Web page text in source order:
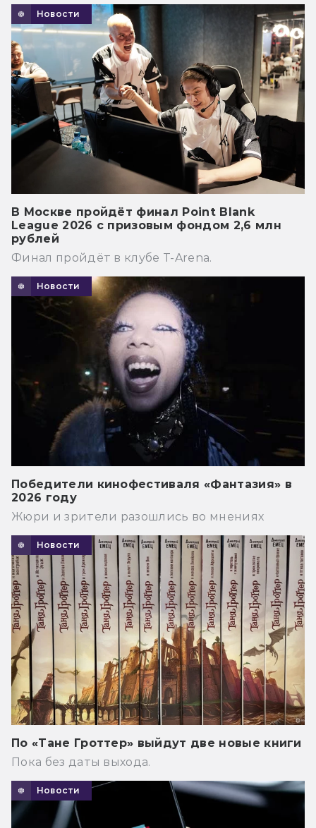
Новости
В Москве пройдёт финал Point Blank
League 2026 с призовым фондом 2,6 млн
рублей
Финал пройдёт в клубе T-Arena.
Новости
Победители кинофестиваля «Фантазия» в
2026 году
Жюри и зрители разошлись во мнениях
Новости
По «Тане Гроттер» выйдут две новые книги
Пока без даты выхода.
Новости